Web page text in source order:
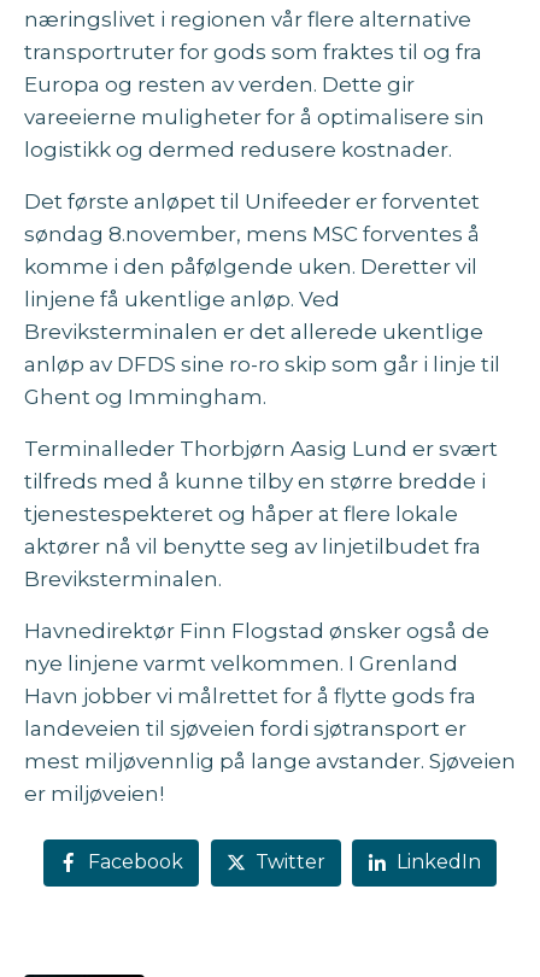
næringslivet i regionen vår flere alternative
transportruter for gods som fraktes til og fra
Europa og resten av verden. Dette gir
vareeierne muligheter for å optimalisere sin
logistikk og dermed redusere kostnader.
Det første anløpet til Unifeeder er forventet
søndag 8.november, mens MSC forventes å
komme i den påfølgende uken. Deretter vil
linjene få ukentlige anløp. Ved
Breviksterminalen er det allerede ukentlige
anløp av DFDS sine ro-ro skip som går i linje til
Ghent og Immingham.
Terminalleder Thorbjørn Aasig Lund er svært
tilfreds med å kunne tilby en større bredde i
tjenestespekteret og håper at flere lokale
aktører nå vil benytte seg av linjetilbudet fra
Breviksterminalen.
Havnedirektør Finn Flogstad ønsker også de
nye linjene varmt velkommen. I Grenland
Havn jobber vi målrettet for å flytte gods fra
landeveien til sjøveien fordi sjøtransport er
mest miljøvennlig på lange avstander. Sjøveien
er miljøveien!
Facebook Twitter LinkedIn